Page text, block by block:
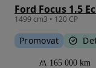
Ford Focus 1.5
1499 cm3 • 120 CP
Promovat
165 000 km